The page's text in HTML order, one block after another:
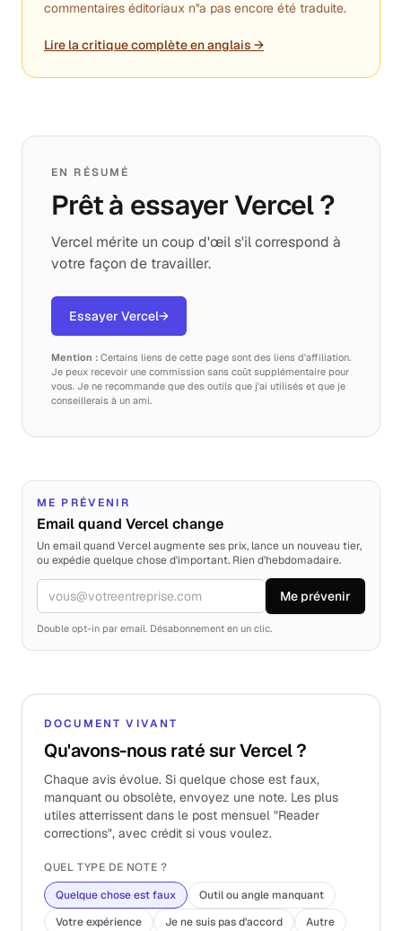
commentaires éditoriaux n''a pas encore été traduite.
Lire la critique complète en anglais →
EN RÉSUMÉ
Prêt à essayer Vercel ?
Vercel mérite un coup d'œil s'il correspond à
votre façon de travailler.
Essayer Vercel→
Mention : Certains liens de cette page sont des liens d'affiliation.
Je peux recevoir une commission sans coût supplémentaire pour
vous. Je ne recommande que des outils que j'ai utilisés et que je
conseillerais à un ami.
ME PRÉVENIR
Email quand Vercel change
Un email quand Vercel augmente ses prix, lance un nouveau tier,
ou expédie quelque chose d'important. Rien d'hebdomadaire.
Email Me prévenir
Double opt-in par email. Désabonnement en un clic.
DOCUMENT VIVANT
Qu'avons-nous raté sur Vercel ?
Chaque avis évolue. Si quelque chose est faux,
manquant ou obsolète, envoyez une note. Les plus
utiles atterrissent dans le post mensuel "Reader
corrections", avec crédit si vous voulez.
QUEL TYPE DE NOTE ?
Quelque chose est faux
Outil ou angle manquant
Votre expérience
Je ne suis pas d'accord Autre